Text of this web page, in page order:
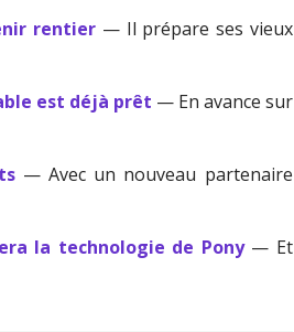
rentier — Il prépare ses vieux
est déjà prêt — En avance sur
— Avec un nouveau partenaire
la technologie de Pony— Et